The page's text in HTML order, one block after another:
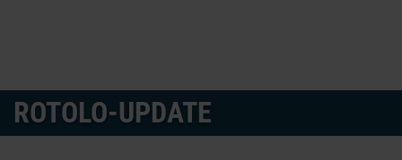
ROTOLO-UPDATE